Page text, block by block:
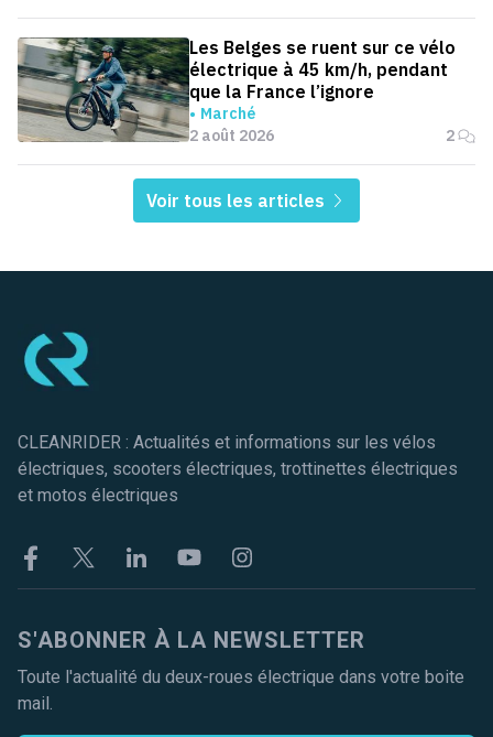
Les Belges se ruent sur ce vélo
électrique à 45 km/h, pendant
que la France l’ignore
Marché
2 août 2026
2
Voir tous les articles
CLEANRIDER : Actualités et informations sur les vélos
électriques, scooters électriques, trottinettes électriques
et motos électriques
FacebookTwitter LinkekinYoutubeInstagram
S'ABONNER À LA NEWSLETTER
Toute l'actualité du deux-roues électrique dans votre boite
mail.